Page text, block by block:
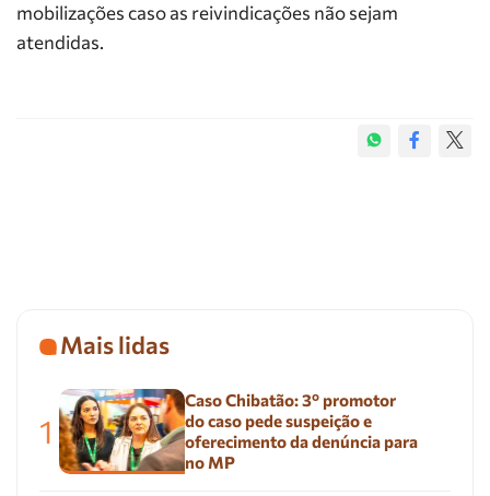
mobilizações caso as reivindicações não sejam
atendidas.
Mais lidas
1
Caso Chibatão: 3º promotor
do caso pede suspeição e
oferecimento da denúncia para
no MP